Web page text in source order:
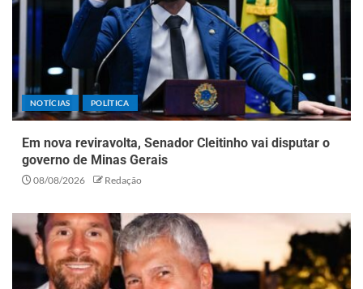
NOTÍCIAS POLÍTICA
Em nova reviravolta, Senador Cleitinho vai disputar o
governo de Minas Gerais
08/08/2026 Redação